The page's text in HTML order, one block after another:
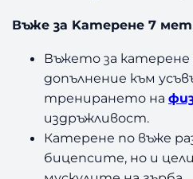
з
Въже за Kатерене 7
Въжето за катерене
допълнение към
тренирането на
издръжливост.
Катерене по въже
бицепсите, но и